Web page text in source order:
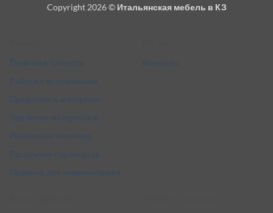
Delivery
Copyright 2026 © Итальянская мебель в КЗ
Политика точности
Работа с источниками
Предложить материал
Удаление материалов
Рекламная политика
Раскрытие партнёрств
Правила для комментариев
Контакты